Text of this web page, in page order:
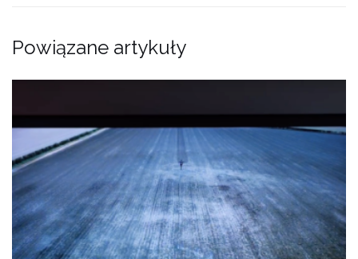
Powiązane artykuły